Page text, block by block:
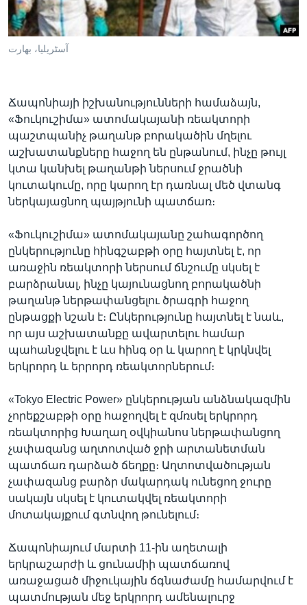
Լեզուներ
آسٹریلیا، بھارت
Ճապոնիայի իշխանությունների համաձայն,
«Ֆուկուշիմա» ատոմակայանի ռեակտորի
պաշտպանիչ թաղանթ բորակածին մղելու
աշխատանքները հաջող են ընթանում, ինչը թույլ
կտա կանխել թաղանթի ներսում ջրածնի
կուտակումը, որը կարող էր դառնալ մեծ վտանգ
ներկայացնող պայթյունի պատճառ։
«Ֆուկուշիմա» ատոմակայանը շահագործող
ընկերությունը հինգշաբթի օրը հայտնել է, որ
առաջին ռեակտորի ներսում ճնշումը սկսել է
բարձրանալ, ինչը կայունացնող բորակածնի
թաղանթ ներթափանցելու ծրագրի հաջող
ընթացքի նշան է։ Ընկերությունը հայտնել է նաև,
որ այս աշխատանքը ավարտելու համար
պահանջվելու է ևս հինգ օր և կարող է կրկնվել
երկրորդ և երրորդ ռեակտորներում։
«Tokyo Electric Power» ընկերության անձնակազմին
չորեքշաբթի օրը հաջողվել է զմռսել երկրորդ
ռեակտորից Խաղաղ օվկիանոս ներթափանցող
չափազանց աղտոտված ջրի արտանետման
պատճառ դարձած ճեղքը։ Աղտոտվածության
չափազանց բարձր մակարդակ ունեցող ջուրը
սակայն սկսել է կուտակվել ռեակտորի
մոտակայքում գտնվող թունելում։
Ճապոնիայում մարտի 11-ին աղետալի
երկրաշարժի և ցունամիի պատճառով
առաջացած միջուկային ճգնաժամը համարվում է
պատմության մեջ երկրորդ ամենալուրջ